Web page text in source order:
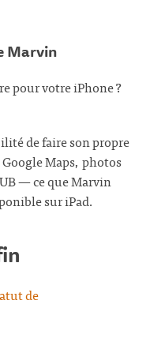
Marvin
pour votre iPhone ?
de faire son propre
Maps, photos
— ce que Marvin
sur iPad.
de